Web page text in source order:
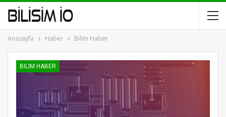
Anasayfa Haber Bilim Haber
BILIM HABER